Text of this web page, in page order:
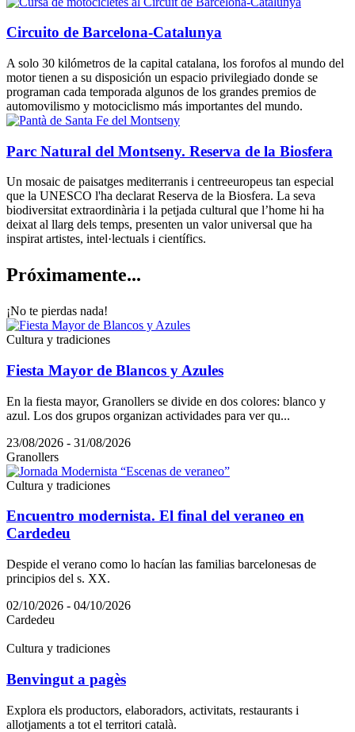
Circuito de Barcelona-Catalunya
A solo 30 kilómetros de la capital catalana, los forofos al mundo del
motor tienen a su disposición un espacio privilegiado donde se
programan cada temporada algunos de los grandes premios de
automovilismo y motociclismo más importantes del mundo.
Parc Natural del Montseny. Reserva de la Biosfera
Un mosaic de paisatges mediterranis i centreeuropeus tan especial
que la UNESCO l'ha declarat Reserva de la Biosfera. La seva
biodiversitat extraordinària i la petjada cultural que l’home hi ha
deixat al llarg dels temps, presenten un valor universal que ha
inspirat artistes, intel·lectuals i científics.
Próximamente...
¡No te pierdas nada!
Cultura y tradiciones
Fiesta Mayor de Blancos y Azules
En la fiesta mayor, Granollers se divide en dos colores: blanco y
azul. Los dos grupos organizan actividades para ver qu...
23/08/2026 - 31/08/2026
Granollers
Cultura y tradiciones
Encuentro modernista. El final del veraneo en
Cardedeu
Despide el verano como lo hacían las familias barcelonesas de
principios del s. XX.
02/10/2026 - 04/10/2026
Cardedeu
Cultura y tradiciones
Benvingut a pagès
Explora els productors, elaboradors, activitats, restaurants i
allotjaments a tot el territori català.